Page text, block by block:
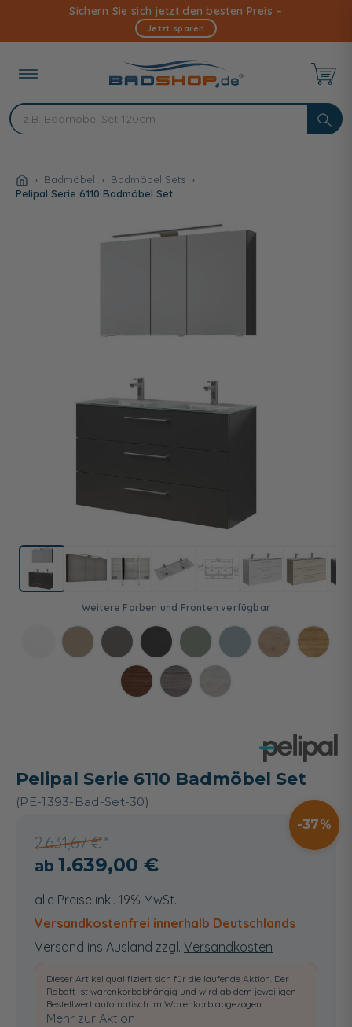
Inhalt
Sichern Sie sich jetzt den besten Preis –
Jetzt sparen
Badmöbel
Badmöbel Sets
Pelipal Serie 6110 Badmöbel Set
Pelipal Serie 6110 Badmöbel Set
(PE-1393-Bad-Set-30)
2.631,67 €
37
1.639,00 €
alle Preise inkl. 19% MwSt.
Versandkostenfrei innerhalb Deutschlands
Versand ins Ausland zzgl. Versandkosten
Dieser Artikel qualifiziert sich für die laufende Aktion. Der
Rabatt ist warenkorbabhängig und wird ab dem jeweiligen
Bestellwert automatisch im Warenkorb abgezogen.
Mehr zur Aktion